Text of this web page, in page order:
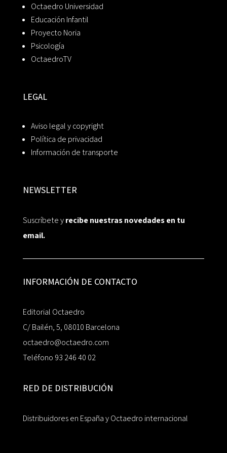
Octaedro Universidad
Educación Infantil
Proyecto Noria
Psicología
OctaedroTV
LEGAL
Aviso legal y copyright
Política de privacidad
Información de transporte
NEWSLETTER
Suscríbete yrecibe nuestras novedades en tu
email.
INFORMACIÓN DE CONTACTO
Editorial Octaedro
C/ Bailén, 5, 08010 Barcelona
octaedro@octaedro.com
Teléfono 93 246 40 02
RED DE DISTRIBUCIÓN
Distribuidores en España y Octaedro internacional